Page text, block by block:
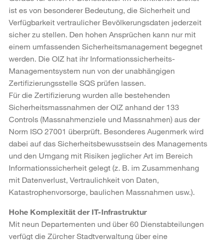
ist es von besonderer Bedeutung, die Sicherheit und
Verfügbarkeit vertraulicher Bevölkerungsdaten jederzeit
sicher zu stellen. Den hohen Ansprüchen kann nur mit
einem umfassenden Sicherheitsmanagement begegnet
werden. Die OIZ hat ihr Informationssicherheits-
Managementsystem nun von der unabhängigen
Zertifizierungsstelle SQS prüfen lassen.
Für die Zertifizierung wurden alle bestehenden
Sicherheitsmassnahmen der OIZ anhand der 133
Controls (Massnahmenziele und Massnahmen) aus der
Norm ISO 27001 überprüft. Besonderes Augenmerk wird
dabei auf das Sicherheitsbewusstsein des Managements
und den Umgang mit Risiken jeglicher Art im Bereich
Informationssicherheit gelegt (z. B. im Zusammenhang
mit Datenverlust, Vertraulichkeit von Daten,
Katastrophenvorsorge, baulichen Massnahmen usw.).
Hohe Komplexität der IT-Infrastruktur
Mit neun Departementen und über 60 Dienstabteilungen
verfügt die Zürcher Stadtverwaltung über eine